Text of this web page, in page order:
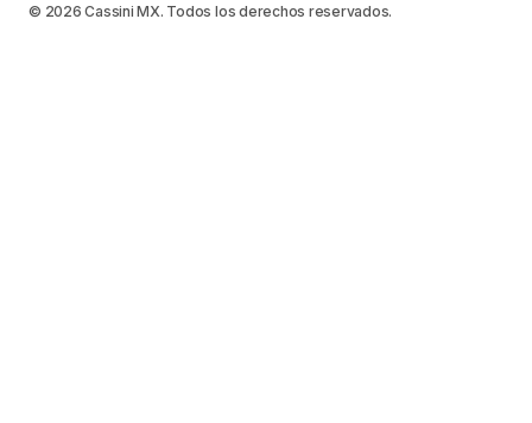
© 2026 Cassini MX. Todos los derechos reservados.